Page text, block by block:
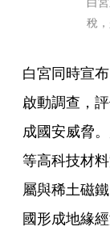
稅
白宮同時宣
啟動調查，
成國安威脅
等高科技材
屬與稀土磁
國形成地緣經